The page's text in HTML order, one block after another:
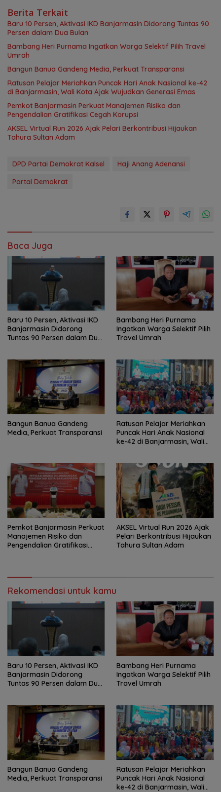
Berita Terkait
Baru 10 Persen, Aktivasi IKD Banjarmasin Didorong Tuntas 90
Persen dalam Dua Bulan
Bambang Heri Purnama Ingatkan Warga Selektif Pilih Travel
Umrah
Bangun Banua Gandeng Media, Perkuat Transparansi
Ratusan Pelajar Meriahkan Puncak Hari Anak Nasional ke-42
di Banjarmasin, Wali Kota Ajak Wujudkan Generasi Emas
Pemkot Banjarmasin Perkuat Manajemen Risiko dan
Pengendalian Gratifikasi Cegah Korupsi
AKSEL Virtual Run 2026 Ajak Pelari Berkontribusi Hijaukan
Tahura Sultan Adam
DPD Partai Demokrat Kalsel
Haji Anang Adenansi
Partai Demokrat
Baca Juga
Baru 10 Persen, Aktivasi IKD
Banjarmasin Didorong
Tuntas 90 Persen dalam Dua
Bambang Heri Purnama
Ingatkan Warga Selektif Pilih
Travel Umrah
Bangun Banua Gandeng
Media, Perkuat Transparansi
Ratusan Pelajar Meriahkan
Puncak Hari Anak Nasional
ke-42 di Banjarmasin, Wali
Pemkot Banjarmasin Perkuat
Manajemen Risiko dan
Pengendalian Gratifikasi
AKSEL Virtual Run 2026 Ajak
Pelari Berkontribusi Hijaukan
Tahura Sultan Adam
Rekomendasi untuk kamu
Baru 10 Persen, Aktivasi IKD
Banjarmasin Didorong
Tuntas 90 Persen dalam Dua
Bambang Heri Purnama
Ingatkan Warga Selektif Pilih
Travel Umrah
Bangun Banua Gandeng
Media, Perkuat Transparansi
Ratusan Pelajar Meriahkan
Puncak Hari Anak Nasional
ke-42 di Banjarmasin, Wali